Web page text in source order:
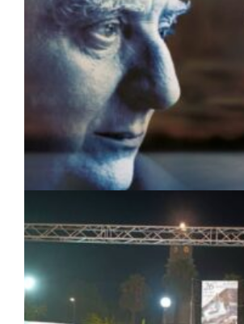
«Τραγουδάμε Καββαδία»:
Μουσικοποιητικό ταξίδι
Μακεδονία